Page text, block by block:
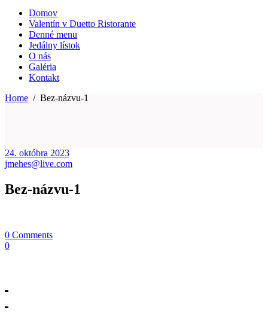
Domov
Valentín v Duetto Ristorante
Denné menu
Jedálny lístok
O nás
Galéria
Kontakt
Home / Bez-názvu-1
24. októbra 2023
jmehes@live.com
Bez-názvu-1
0 Comments
0